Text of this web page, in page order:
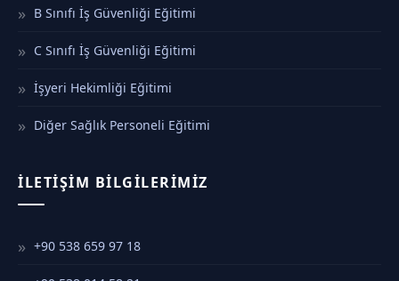
B Sınıfı İş Güvenliği Eğitimi
C Sınıfı İş Güvenliği Eğitimi
İşyeri Hekimliği Eğitimi
Diğer Sağlık Personeli Eğitimi
İLETIŞIM BILGILERIMIZ
+90 538 659 97 18